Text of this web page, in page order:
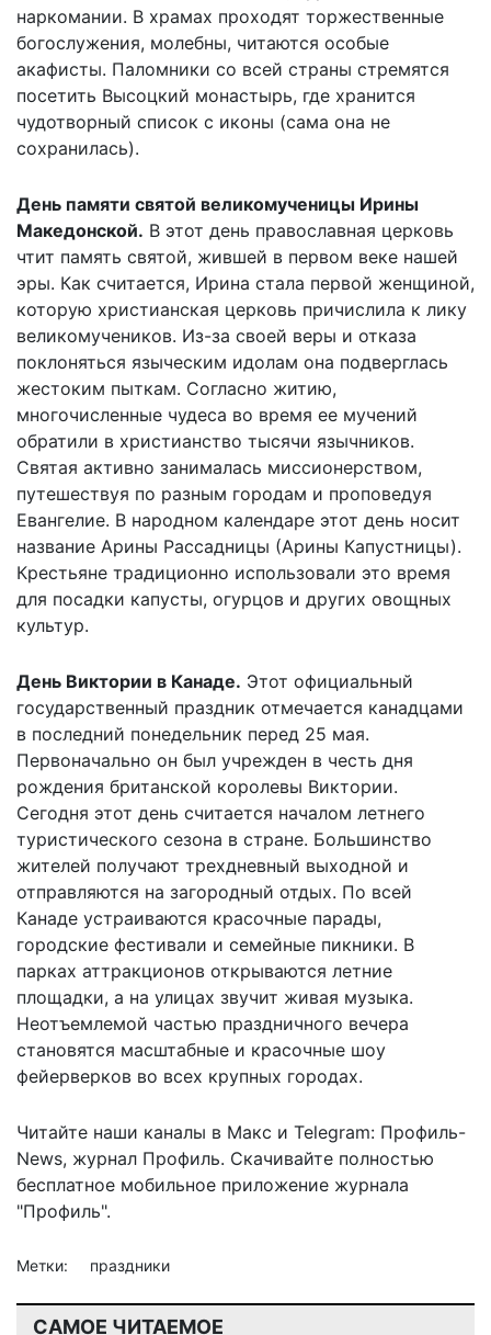
наркомании. В храмах проходят торжественные
богослужения, молебны, читаются особые
акафисты. Паломники со всей страны стремятся
посетить Высоцкий монастырь, где хранится
чудотворный список с иконы (сама она не
сохранилась).
День памяти святой великомученицы Ирины
Македонской. В этот день православная церковь
чтит память святой, жившей в первом веке нашей
эры. Как считается, Ирина стала первой женщиной,
которую христианская церковь причислила к лику
великомучеников. Из-за своей веры и отказа
поклоняться языческим идолам она подверглась
жестоким пыткам. Согласно житию,
многочисленные чудеса во время ее мучений
обратили в христианство тысячи язычников.
Святая активно занималась миссионерством,
путешествуя по разным городам и проповедуя
Евангелие. В народном календаре этот день носит
название Арины Рассадницы (Арины Капустницы).
Крестьяне традиционно использовали это время
для посадки капусты, огурцов и других овощных
культур.
День Виктории в Канаде. Этот официальный
государственный праздник отмечается канадцами
в последний понедельник перед 25 мая.
Первоначально он был учрежден в честь дня
рождения британской королевы Виктории.
Сегодня этот день считается началом летнего
туристического сезона в стране. Большинство
жителей получают трехдневный выходной и
отправляются на загородный отдых. По всей
Канаде устраиваются красочные парады,
городские фестивали и семейные пикники. В
парках аттракционов открываются летние
площадки, а на улицах звучит живая музыка.
Неотъемлемой частью праздничного вечера
становятся масштабные и красочные шоу
фейерверков во всех крупных городах.
Читайте наши каналы в Макс и Telegram: Профиль-
News, журнал Профиль. Скачивайте полностью
бесплатное мобильное приложение журнала
"Профиль".
Метки: праздники
САМОЕ ЧИТАЕМОЕ